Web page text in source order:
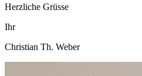
Herzliche Grüsse
Ihr
Christian Th. Weber